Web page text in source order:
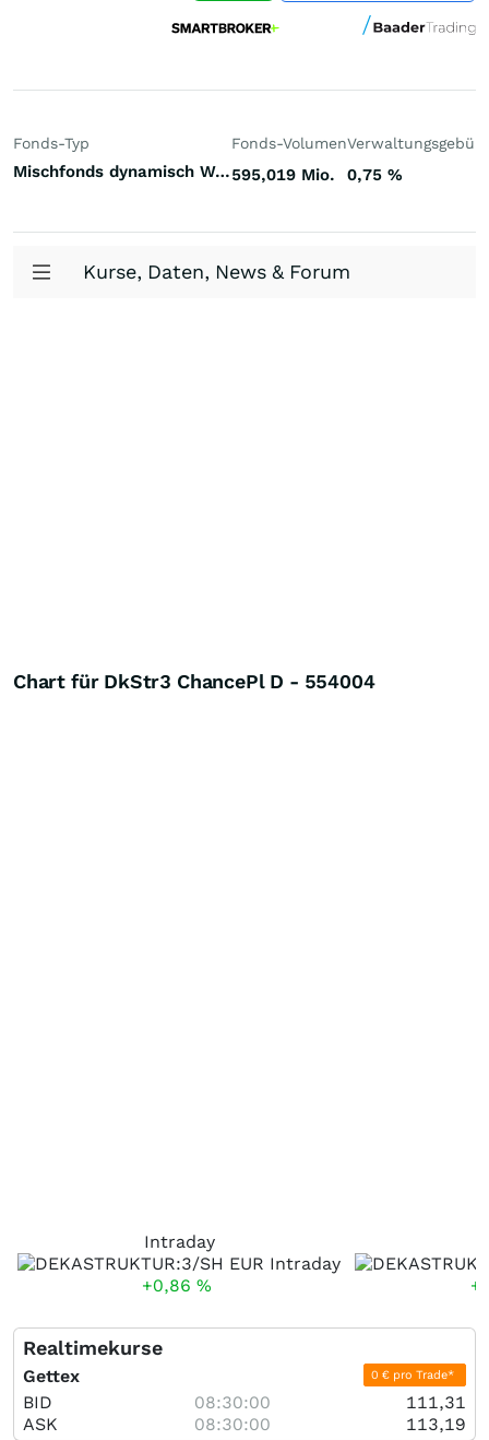
Fonds-Typ
Mischfonds dynamisch Welt
Fonds-Volumen
595,019 Mio. 0,75 %
Kurse, Daten, News & Forum
Chart für DkStr3 ChancePl D - 554004
Intraday
+0,86 %
Realtimekurse
Gettex 0 € pro Trade*
BID 08:30:00
111,31
ASK
08:30:00 113,19